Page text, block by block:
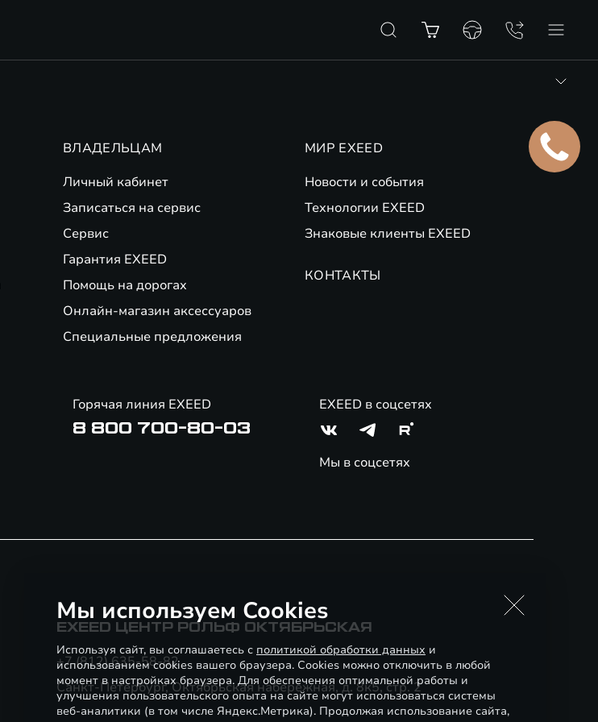
ВЛАДЕЛЬЦАМ
Личный кабинет
Записаться на сервис
Сервис
Гарантия EXEED
Помощь на дорогах
Онлайн-магазин аксессуаров
Специальные предложения
МИР EXEED
Новости и события
Технологии EXEED
Знаковые клиенты EXEED
КОНТАКТЫ
Горячая линия EXEED
8 800 700-80-03
EXEED в соцсетях
Мы в соцсетях
EXEED ЦЕНТР РОЛЬФ ОКТЯБРЬСКАЯ
+7 (812) 635-58-82
Санкт-Петербург, Октябрьская набережная, д. 8к5, стр. 2
Мы используем Cookies
Используя сайт, вы соглашаетесь с политикой обработки данных и
использованием cookies вашего браузера. Cookies можно отключить в любой
момент в настройках браузера. Для обеспечения оптимальной работы и
улучшения пользовательского опыта на сайте могут использоваться системы
веб-аналитики (в том числе Яндекс.Метрика). Продолжая использование сайта,